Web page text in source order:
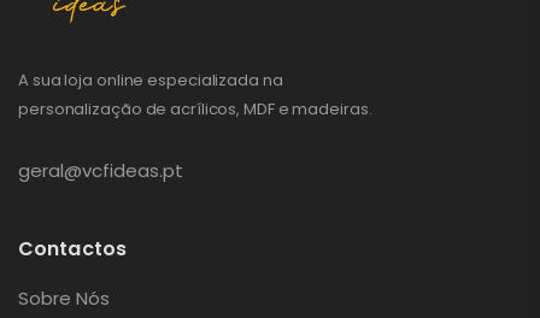
A sua loja online especializada na
personalização de acrílicos, MDF e madeiras.
geral@vcfideas.pt
Contactos
Sobre Nós